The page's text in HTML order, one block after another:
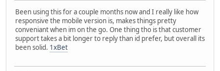
Been using this for a couple months now and I really like how
responsive the mobile version is, makes things pretty
conveniant when im on the go. One thing tho is that customer
support takes a bit longer to reply than id prefer, but overall its
been solid. 1xBet